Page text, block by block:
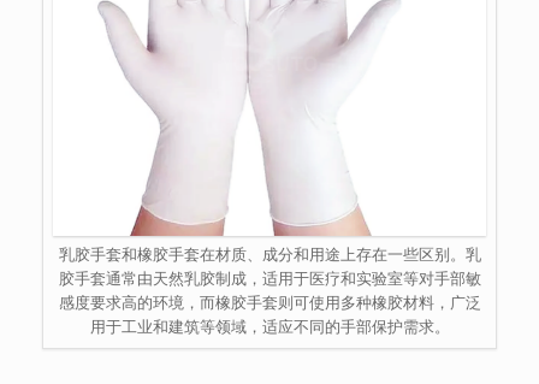
乳胶手套和橡胶手套在材质、成分和用途上存在一些区别。乳
胶手套通常由天然乳胶制成，适用于医疗和实验室等对手部敏
感度要求高的环境，而橡胶手套则可使用多种橡胶材料，广泛
用于工业和建筑等领域，适应不同的手部保护需求。